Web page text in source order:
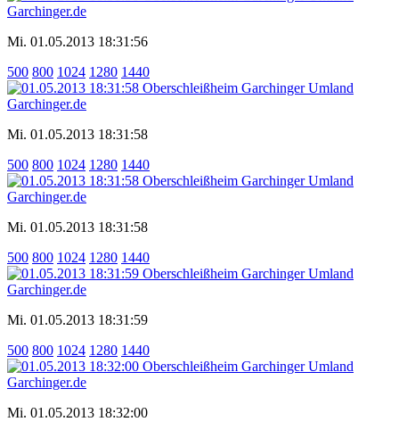
Mi. 01.05.2013 18:31:56
500 800 1024 1280 1440
Mi. 01.05.2013 18:31:58
500 800 1024 1280 1440
Mi. 01.05.2013 18:31:58
500 800 1024 1280 1440
Mi. 01.05.2013 18:31:59
500 800 1024 1280 1440
Mi. 01.05.2013 18:32:00